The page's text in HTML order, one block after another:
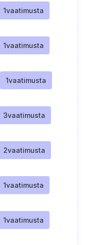
1vaatimusta
1vaatimusta
1vaatimusta
3vaatimusta
2vaatimusta
1vaatimusta
1vaatimusta